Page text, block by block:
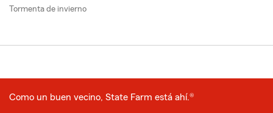
Tormenta de invierno
Como un buen vecino, State Farm está ahí.®